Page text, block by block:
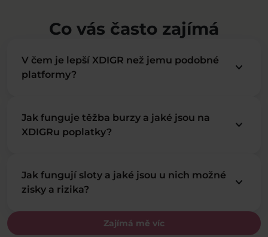
Co vás často zajímá
Zajímá mě víc
V čem je lepší XDIGR než jemu podobné
platformy?
keyboard_arrow_down
Jak funguje těžba burzy a jaké jsou na
XDIGRu poplatky?
keyboard_arrow_down
Jak fungují sloty a jaké jsou u nich možné
zisky a rizika?
keyboard_arrow_down